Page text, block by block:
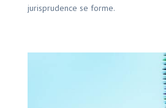
jurisprudence se forme.